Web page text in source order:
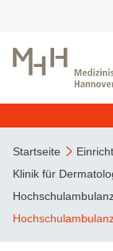
Startseite
Klinik für